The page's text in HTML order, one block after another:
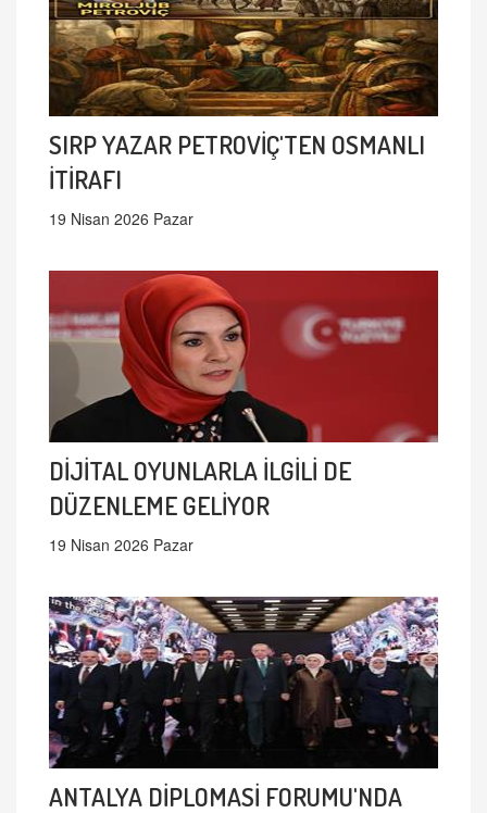
SIRP YAZAR PETROVİÇ'TEN OSMANLI
İTİRAFI
19 Nisan 2026 Pazar
DİJİTAL OYUNLARLA İLGİLİ DE
DÜZENLEME GELİYOR
19 Nisan 2026 Pazar
ANTALYA DİPLOMASİ FORUMU'NDA